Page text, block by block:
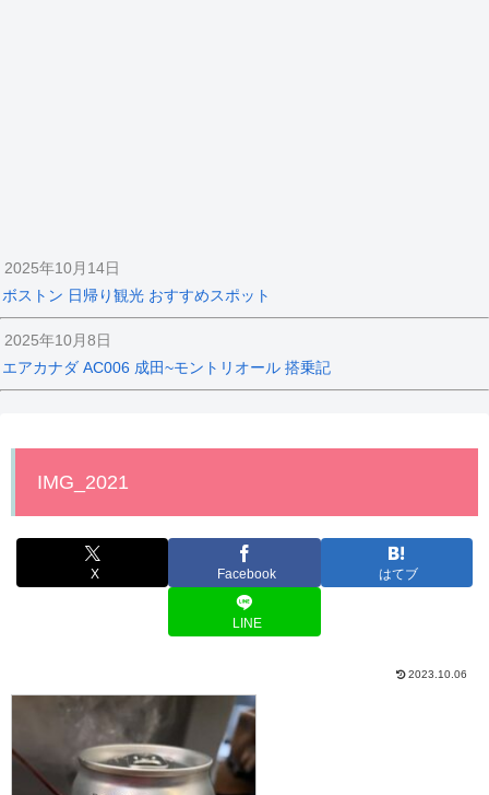
2025年10月14日
ボストン 日帰り観光 おすすめスポット
2025年10月8日
エアカナダ AC006 成田~モントリオール 搭乗記
IMG_2021
X Facebook はてブ
LINE
2023.10.06